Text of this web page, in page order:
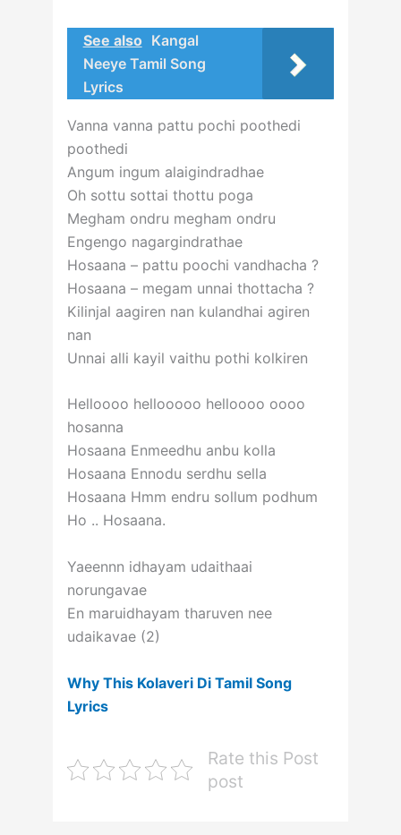
See also Kangal
Neeye Tamil Song
Lyrics
Vanna vanna pattu pochi poothedi
poothedi
Angum ingum alaigindradhae
Oh sottu sottai thottu poga
Megham ondru megham ondru
Engengo nagargindrathae
Hosaana – pattu poochi vandhacha ?
Hosaana – megam unnai thottacha ?
Kilinjal aagiren nan kulandhai agiren
nan
Unnai alli kayil vaithu pothi kolkiren
Helloooo hellooooo helloooo oooo
hosanna
Hosaana Enmeedhu anbu kolla
Hosaana Ennodu serdhu sella
Hosaana Hmm endru sollum podhum
Ho .. Hosaana.
Yaeennn idhayam udaithaai
norungavae
En maruidhayam tharuven nee
udaikavae (2)
Why This Kolaveri Di Tamil Song
Lyrics
Rate this Post
post